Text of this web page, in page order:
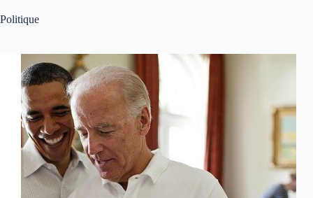
Politique